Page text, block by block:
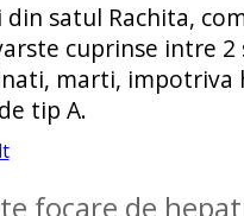
satul Rachita,
cuprinse intre 2
marti, impotriva
tip A.
focare de